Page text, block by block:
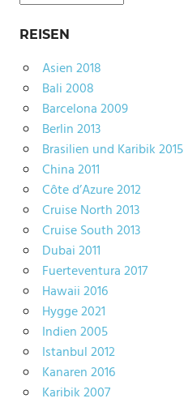
REISEN
Asien 2018
Bali 2008
Barcelona 2009
Berlin 2013
Brasilien und Karibik 2015
China 2011
Côte d’Azure 2012
Cruise North 2013
Cruise South 2013
Dubai 2011
Fuerteventura 2017
Hawaii 2016
Hygge 2021
Indien 2005
Istanbul 2012
Kanaren 2016
Karibik 2007